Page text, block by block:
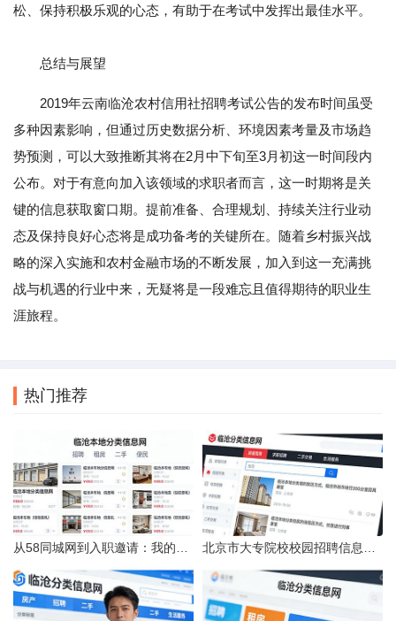
松、保持积极乐观的心态，有助于在考试中发挥出最佳水平。
总结与展望
2019年云南临沧农村信用社招聘考试公告的发布时间虽受
多种因素影响，但通过历史数据分析、环境因素考量及市场趋
势预测，可以大致推断其将在2月中下旬至3月初这一时间段内
公布。对于有意向加入该领域的求职者而言，这一时期将是关
键的信息获取窗口期。提前准备、合理规划、持续关注行业动
态及保持良好心态将是成功备考的关键所在。随着乡村振兴战
略的深入实施和农村金融市场的不断发展，加入到这一充满挑
战与机遇的行业中来，无疑将是一段难忘且值得期待的职业生
涯旅程。
热门推荐